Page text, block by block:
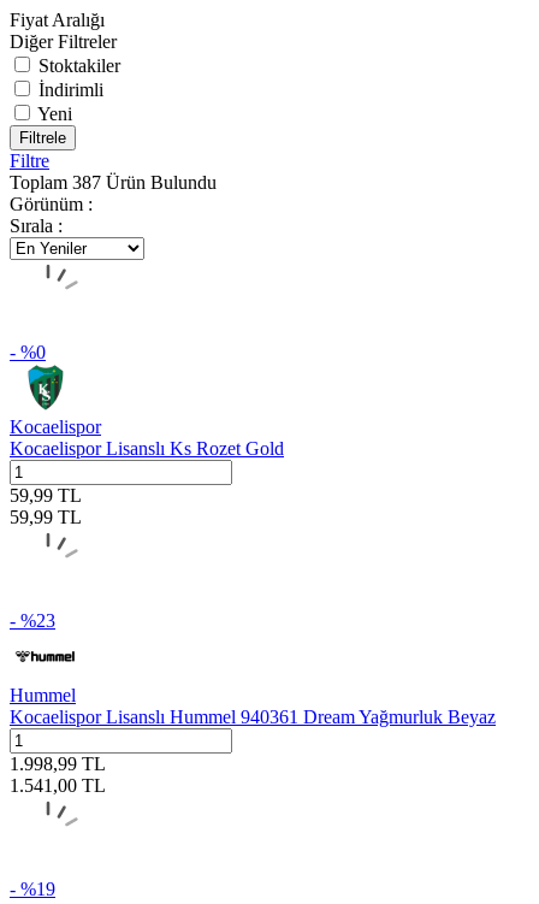
Fiyat Aralığı
Diğer Filtreler
Stoktakiler
İndirimli
Yeni
Filtrele
Filtre
Toplam 387 Ürün Bulundu
Görünüm :
Sırala :
- %0
Kocaelispor
Kocaelispor Lisanslı Ks Rozet Gold
59,99 TL
59,99 TL
- %23
Hummel
Kocaelispor Lisanslı Hummel 940361 Dream Yağmurluk Beyaz
1.998,99 TL
1.541,00 TL
- %19